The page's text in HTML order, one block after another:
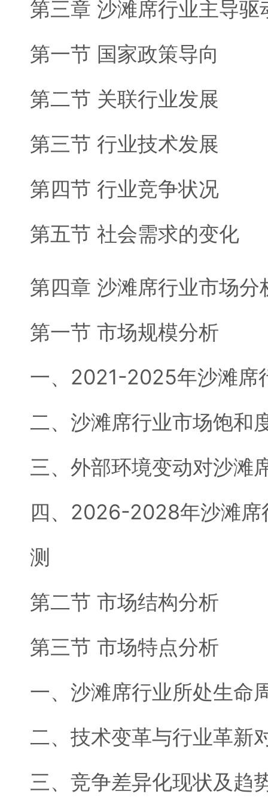
第三章 沙滩席行业主导驱
第一节 国家政策导向
第二节 关联行业发展
第三节 行业技术发展
第四节 行业竞争状况
第五节 社会需求的变化
第四章 沙滩席行业市场分
第一节 市场规模分析
一、2021-2025年沙滩席
二、沙滩席行业市场饱和
三、外部环境变动对沙滩
四、2026-2028年沙滩席
测
第二节 市场结构分析
第三节 市场特点分析
一、沙滩席行业所处生命
二、技术变革与行业革新
三、竞争差异化现状及趋